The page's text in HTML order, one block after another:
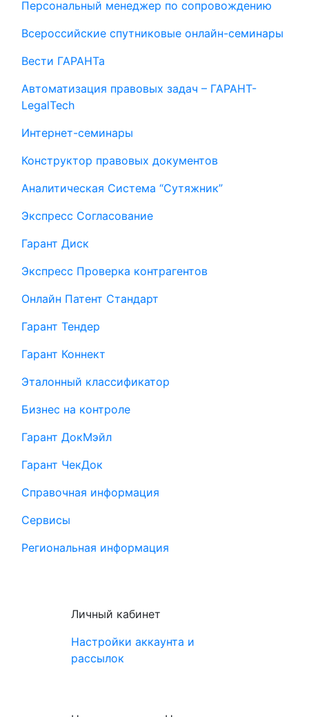
Персональный менеджер по сопровождению
Всероссийские спутниковые онлайн-семинары
Вести ГАРАНТа
Автоматизация правовых задач – ГАРАНТ-
LegalTech
Интернет-семинары
Конструктор правовых документов
Аналитическая Система “Сутяжник”
Экспресс Согласование
Гарант Диск
Экспресс Проверка контрагентов
Онлайн Патент Стандарт
Гарант Тендер
Гарант Коннект
Эталонный классификатор
Бизнес на контроле
Гарант ДокМэйл
Гарант ЧекДок
Справочная информация
Сервисы
Региональная информация
Личный кабинет
Настройки аккаунта и
рассылок